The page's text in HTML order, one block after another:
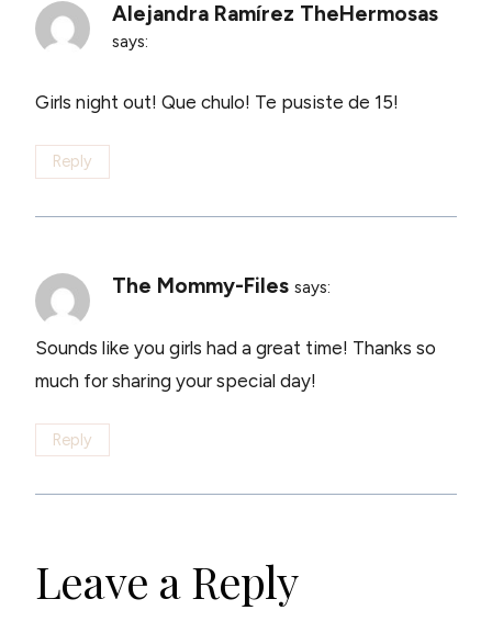
Alejandra Ramírez TheHermosas
says:
Girls night out! Que chulo! Te pusiste de 15!
Reply
The Mommy-Files says:
Sounds like you girls had a great time! Thanks so
much for sharing your special day!
Reply
Leave a Reply